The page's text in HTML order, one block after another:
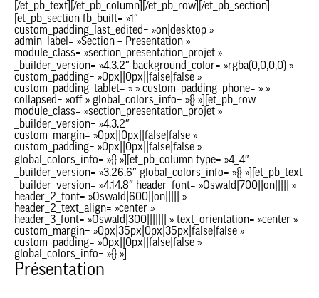
[/et_pb_text][/et_pb_column][/et_pb_row][/et_pb_section]
[et_pb_section fb_built= »1″
custom_padding_last_edited= »on|desktop »
admin_label= »Section – Presentation »
module_class= »section_presentation_projet »
_builder_version= »4.3.2″ background_color= »rgba(0,0,0,0) »
custom_padding= »0px||0px||false|false »
custom_padding_tablet= » » custom_padding_phone= » »
collapsed= »off » global_colors_info= »{} »][et_pb_row
module_class= »section_presentation_projet »
_builder_version= »4.3.2″
custom_margin= »0px||0px||false|false »
custom_padding= »0px||0px||false|false »
global_colors_info= »{} »][et_pb_column type= »4_4″
_builder_version= »3.26.6″ global_colors_info= »{} »][et_pb_text
_builder_version= »4.14.8″ header_font= »Oswald|700||on||||| »
header_2_font= »Oswald|600||on||||| »
header_2_text_align= »center »
header_3_font= »Oswald|300||||||| » text_orientation= »center »
custom_margin= »0px|35px|0px|35px|false|false »
custom_padding= »0px||0px||false|false »
global_colors_info= »{} »]
Présentation